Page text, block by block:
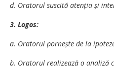
d. Oratorul suscită atenția și
3. Logos:
a. Oratorul pornește de la
b. Oratorul realizează o analiză